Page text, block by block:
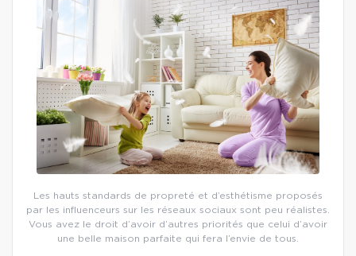
Les hauts standards de propreté et d’esthétisme proposés
par les influenceurs sur les réseaux sociaux sont peu réalistes.
Vous avez le droit d’avoir d’autres priorités que celui d’avoir
une belle maison parfaite qui fera l’envie de tous.